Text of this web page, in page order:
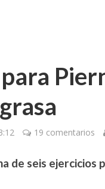
19 comentarios
de seis ejercicios